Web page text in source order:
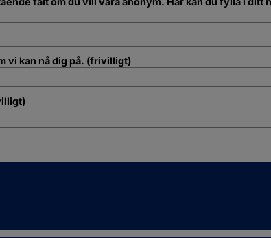
vi kan nå dig på. (frivilligt)